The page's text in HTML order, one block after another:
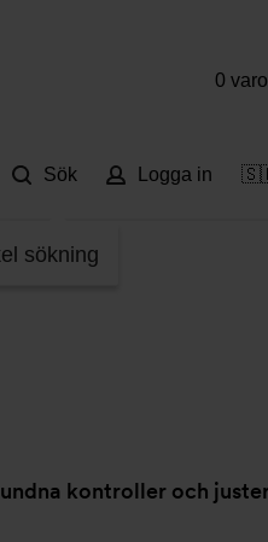
0
sökning
Sök Logga in
kontroller och